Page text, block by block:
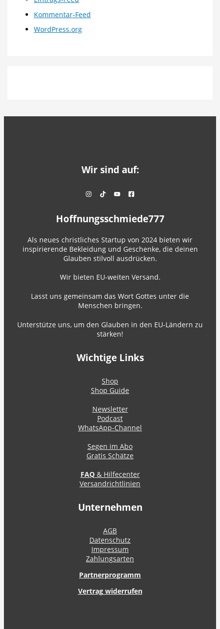
Kommentar-Feed
WordPress.org
Wir sind auf:
Hoffnungsschmiede777
Als neues christliches Startup von 2024 bieten wir
inspirierende Bekleidung und Geschenke, die deinen
Glauben stilvoll ausdrücken.
Wir bieten EU-weiten Versand.
Lasst uns gemeinsam das Wort Gottes unter die
Menschen bringen.
Unterstütze uns, um den Glauben in den EU-Ländern zu
stärken!
Wichtige Links
Shop
Shop Guide
Newsletter
Podcast
WhatsApp-Channel
Segen im Abo
Gratis Schätze
FAQ& Hilfecenter
Versandrichtlinien
Unternehmen
AGB
Datenschutz
Impressum
Zahlungsarten
Partnerprogramm
Vertrag widerrufen